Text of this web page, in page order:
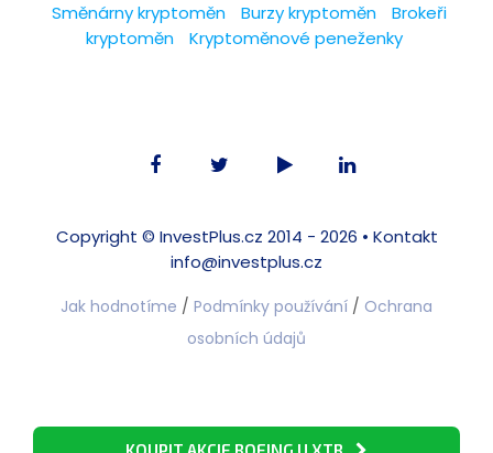
Směnárny kryptoměn
Burzy kryptoměn
Brokeři
kryptoměn
Kryptoměnové peneženky
Copyright © InvestPlus.cz 2014 - 2026 • Kontakt
info@investplus.cz
Jak hodnotíme / Podmínky používání / Ochrana
osobních údajů